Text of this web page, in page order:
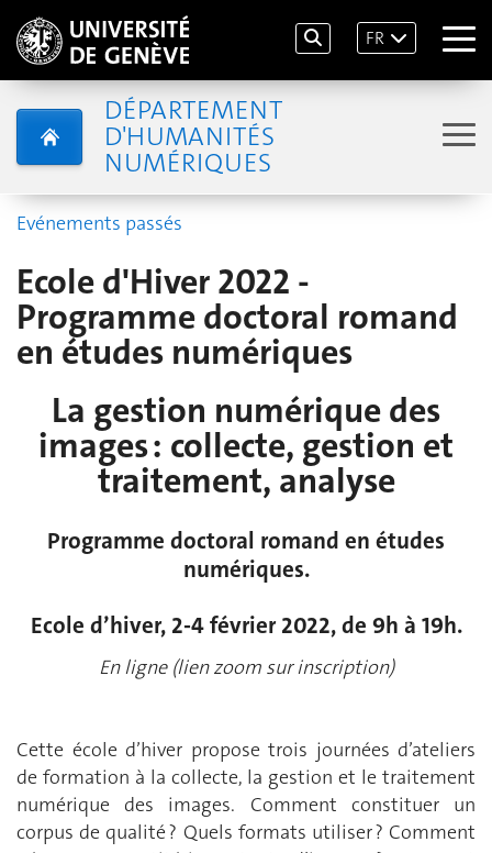
FR
DÉPARTEMENT
D'HUMANITÉS
NUMÉRIQUES
Evénements passés
Ecole d'Hiver 2022 -
Programme doctoral romand
en études numériques
La gestion numérique des
images : collecte, gestion et
traitement, analyse
Programme doctoral romand en études
numériques.
Ecole d’hiver, 2-4 février 2022, de 9h à 19h.
En ligne (lien zoom sur inscription)
Cette école d’hiver propose trois journées d’ateliers
de formation à la collecte, la gestion et le traitement
numérique des images. Comment constituer un
corpus de qualité ? Quels formats utiliser ? Comment